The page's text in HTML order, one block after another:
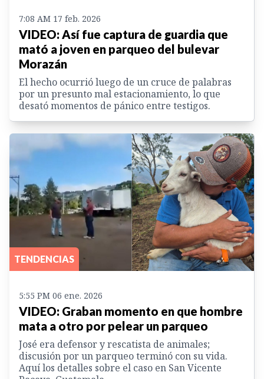
7:08 AM 17 feb. 2026
VIDEO: Así fue captura de guardia que
mató a joven en parqueo del bulevar
Morazán
El hecho ocurrió luego de un cruce de palabras
por un presunto mal estacionamiento, lo que
desató momentos de pánico entre testigos.
TENDENCIAS
5:55 PM 06 ene. 2026
VIDEO: Graban momento en que hombre
mata a otro por pelear un parqueo
José era defensor y rescatista de animales;
discusión por un parqueo terminó con su vida.
Aquí los detalles sobre el caso en San Vicente